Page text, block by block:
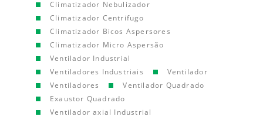
Climatizador Nebulizador
Climatizador Centrifugo
Climatizador Bicos Aspersores
Climatizador Micro Aspersão
Ventilador Industrial
Ventiladores Industriais
Ventilador
Ventiladores
Ventilador Quadrado
Exaustor Quadrado
Ventilador axial Industrial